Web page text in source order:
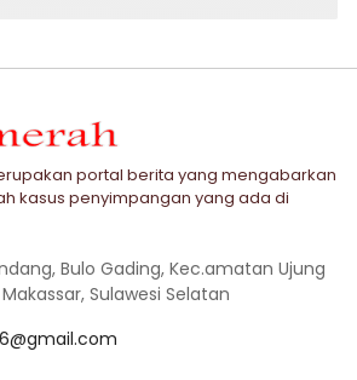
portal berita yang mengabarkan
kasus penyimpangan yang ada di
Bulo Gading, Kec.amatan Ujung
Sulawesi Selatan